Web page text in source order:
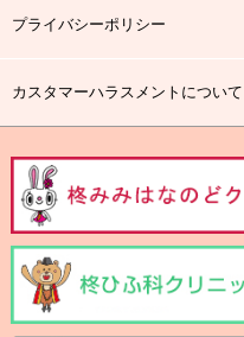
プライバシーポリシー
カスタマーハラスメントについて